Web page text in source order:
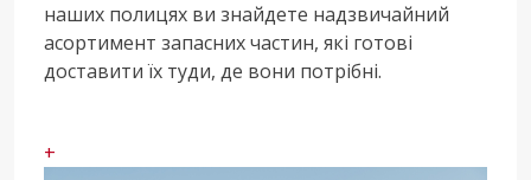
наших полицях ви знайдете надзвичайний
асортимент запасних частин, які готові
доставити їх туди, де вони потрібні.
+